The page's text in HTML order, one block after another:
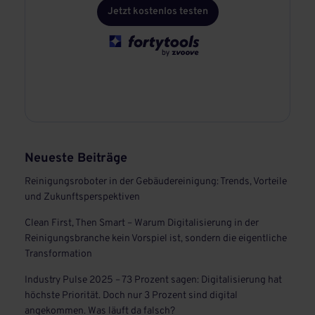
Jetzt kostenlos testen
Neueste Beiträge
Reinigungsroboter in der Gebäudereinigung: Trends, Vorteile
und Zukunftsperspektiven
Clean First, Then Smart – Warum Digitalisierung in der
Reinigungsbranche kein Vorspiel ist, sondern die eigentliche
Transformation
Industry Pulse 2025 – 73 Prozent sagen: Digitalisierung hat
höchste Priorität. Doch nur 3 Prozent sind digital
angekommen. Was läuft da falsch?